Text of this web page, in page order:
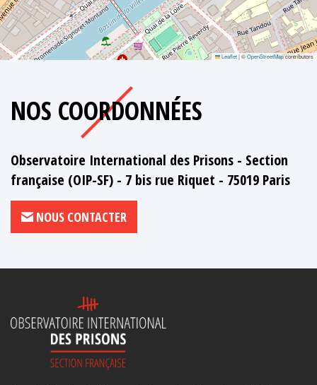
Leaflet|©OpenStreetMapcontributors
NOS COORDONNÉES
Observatoire International des Prisons - Section
française (OIP-SF) - 7 bis rue Riquet - 75019 Paris
NOUS CONTACTER